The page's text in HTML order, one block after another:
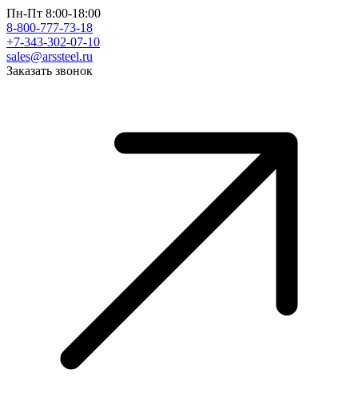
Пн-Пт 8:00-18:00
8-800-777-73-18
+7-343-302-07-10
sales@arssteel.ru
Заказать звонок